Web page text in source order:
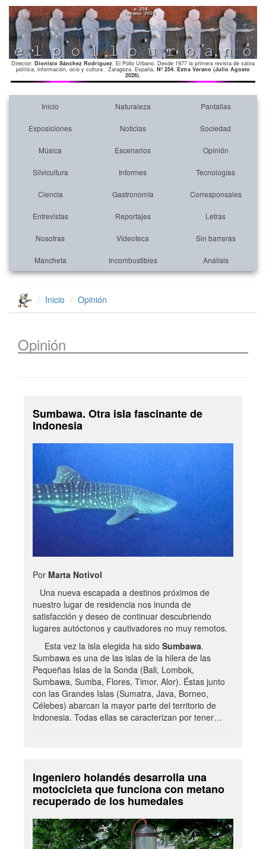
Director: Dionisio Sánchez Rodríguez. El Pollo Urbano. Desde 1977 la primera revista de sátira
política, información, ocio y cultura . Zaragoza. España. Nº 254. Extra Verano (Julio Agosto
2026).
Inicio Naturaleza Pantallas
Exposiciones Noticias Sociedad
Música Escenarios Opinión
Silvicultura Informes Tecnologías
Ciencia Gastronomía Corresponsales
Entrevistas Reportajes Letras
Nosotras Videoteca Sin barreras
Mancheta Incombustibles Análisis
Inicio Opinión
Opinión
Sumbawa. Otra isla fascinante de
Indonesia
Por Marta Notivol
Una nueva escapada a destinos próximos de
nuestro lugar de residencia nos inunda de
satisfacción y deseo de continuar descubriendo
lugares autóctonos y cautivadores no muy remotos.
Esta vez la isla elegida ha sido Sumbawa.
Sumbawa es una de las islas de la hilera de las
Pequeñas Islas de la Sonda (Bali, Lombok,
Sumbawa, Sumba, Flores, Timor, Alor). Éstas junto
con las Grandes Islas (Sumatra, Java, Borneo,
Célebes) abarcan la mayor parte del territorio de
Indonesia. Todas ellas se caracterizan por tener…
Ingeniero holandés desarrolla una
motocicleta que funciona con metano
recuperado de los humedales